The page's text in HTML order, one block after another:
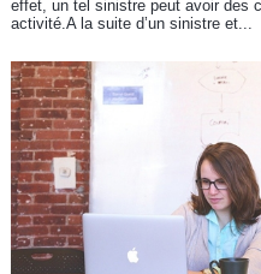
effet, un tel sinistre peut avoir des
activité.A la suite d’un sinistre et...